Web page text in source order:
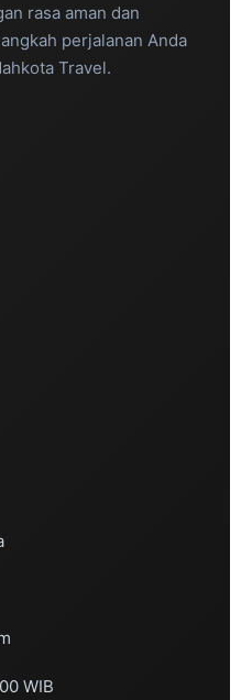
rasa aman dan
perjalanan Anda
Travel.
WIB